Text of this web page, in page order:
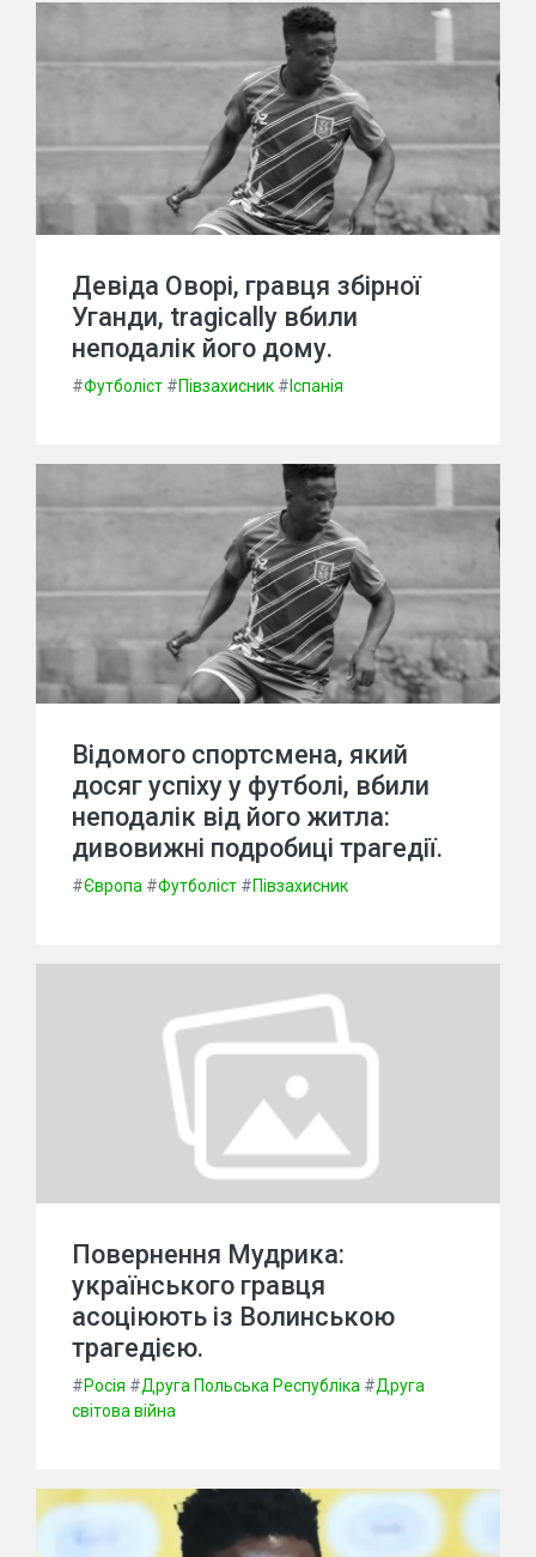
Девіда Оворі, гравця збірної
Уганди, tragically вбили
неподалік його дому.
#Футболіст #Півзахисник # Іспанія
Відомого спортсмена, який
досяг успіху у футболі, вбили
неподалік від його житла:
дивовижні подробиці трагедії.
#Європа #Футболіст #Півзахисник
Повернення Мудрика:
українського гравця
асоціюють із Волинською
трагедією.
#Росія #Друга Польська Республіка #Друга
світова війна